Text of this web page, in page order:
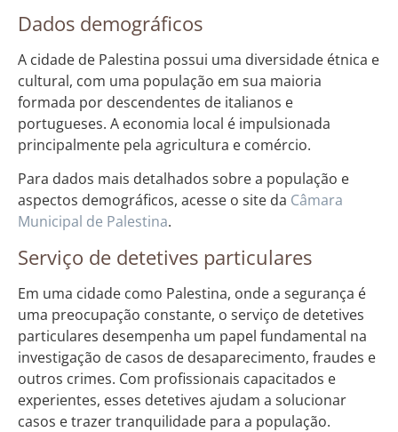
Dados demográficos
A cidade de Palestina possui uma diversidade étnica e
cultural, com uma população em sua maioria
formada por descendentes de italianos e
portugueses. A economia local é impulsionada
principalmente pela agricultura e comércio.
Para dados mais detalhados sobre a população e
aspectos demográficos, acesse o site da Câmara
Municipal de Palestina.
Serviço de detetives particulares
Em uma cidade como Palestina, onde a segurança é
uma preocupação constante, o serviço de detetives
particulares desempenha um papel fundamental na
investigação de casos de desaparecimento, fraudes e
outros crimes. Com profissionais capacitados e
experientes, esses detetives ajudam a solucionar
casos e trazer tranquilidade para a população.